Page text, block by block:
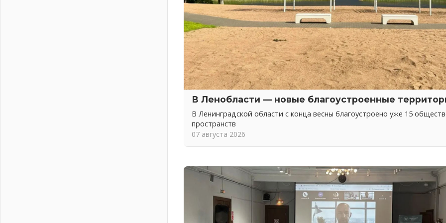
В Ленобласти — новые благоустроенные
В Ленинградской области с конца весны благоустроено уже 15
пространств
07 августа 2026